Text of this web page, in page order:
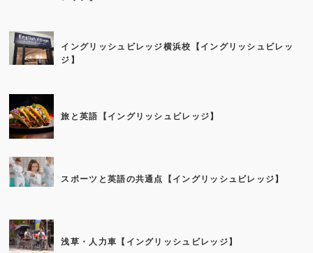
イングリッシュビレッジ横浜校【イングリッシュビレッ
ジ】
旅と英語【イングリッシュビレッジ】
スポーツと英語の共通点【イングリッシュビレッジ】
浅草・人力車【イングリッシュビレッジ】